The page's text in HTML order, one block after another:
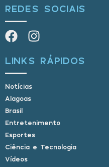
REDES SOCIAIS
LINKS RÁPIDOS
Notícias
Alagoas
Brasil
Entretenimento
Esportes
Ciência e Tecnologia
Vídeos